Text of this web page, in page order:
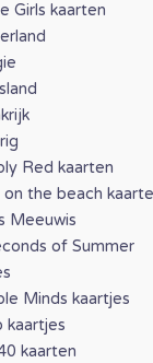
Girls kaarten
Red kaarten
on the beach
Meeuwis
of Summer
Minds kaartjes
kaartjes
kaarten